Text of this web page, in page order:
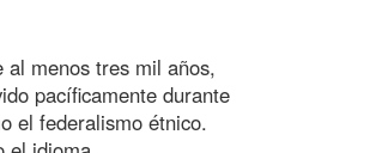
menos tres mil años,
pacíficamente durante
el federalismo étnico.